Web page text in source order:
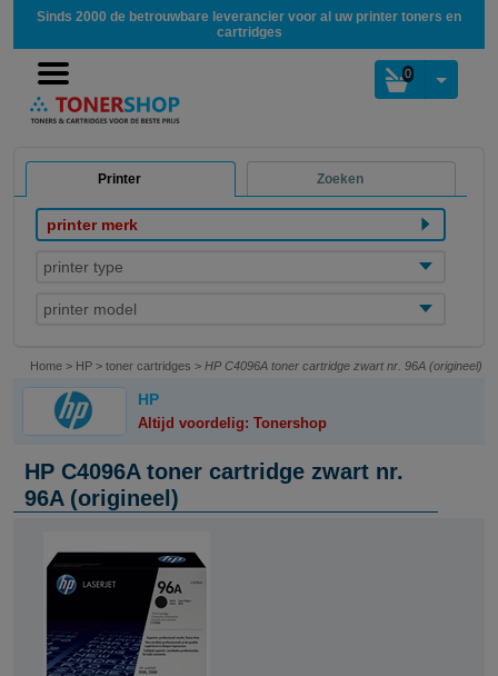
Sinds 2000 de betrouwbare leverancier voor al uw printer toners en
cartridges
0
Printer Zoeken
printer merk
printer type
printer model
Home > HP > toner cartridges > HP C4096A toner cartridge zwart nr. 96A (origineel)
HP
Altijd voordelig: Tonershop
HP C4096A toner cartridge zwart nr.
96A (origineel)